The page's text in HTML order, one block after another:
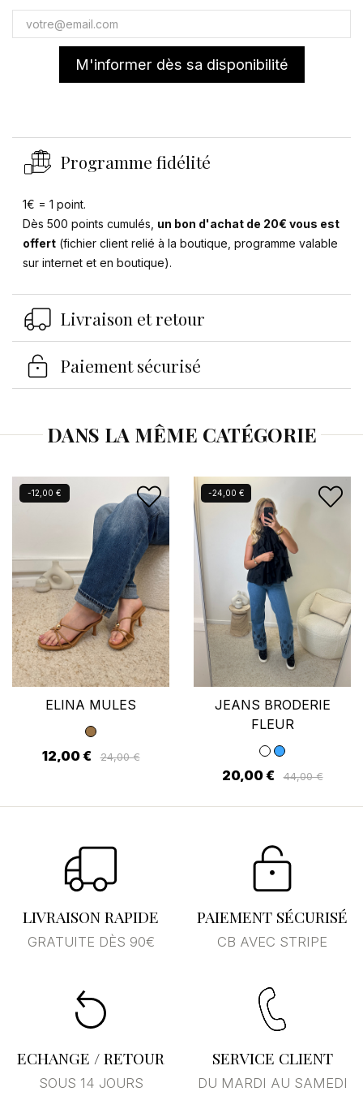
M'informer dès sa disponibilité
Programme fidélité
1€ = 1 point.
Dès 500 points cumulés, un bon d'achat de 20€ vous est
offert(fichier client relié à la boutique, programme valable
sur internet et en boutique).
Livraison et retour
Paiement sécurisé
DANS LA MÊME CATÉGORIE
-12,00 €
ELINA MULES
12,00 € 24,00 €
-24,00 €
JEANS BRODERIE
FLEUR
20,00 € 44,00 €
LIVRAISON RAPIDE
GRATUITE DÈS 90€
PAIEMENT SÉCURISÉ
CB AVEC STRIPE
ECHANGE / RETOUR
SOUS 14 JOURS
SERVICE CLIENT
DU MARDI AU SAMEDI
Se connecter ×
Vous devez être connecté pour enregistrer des
Annuler Se connecter